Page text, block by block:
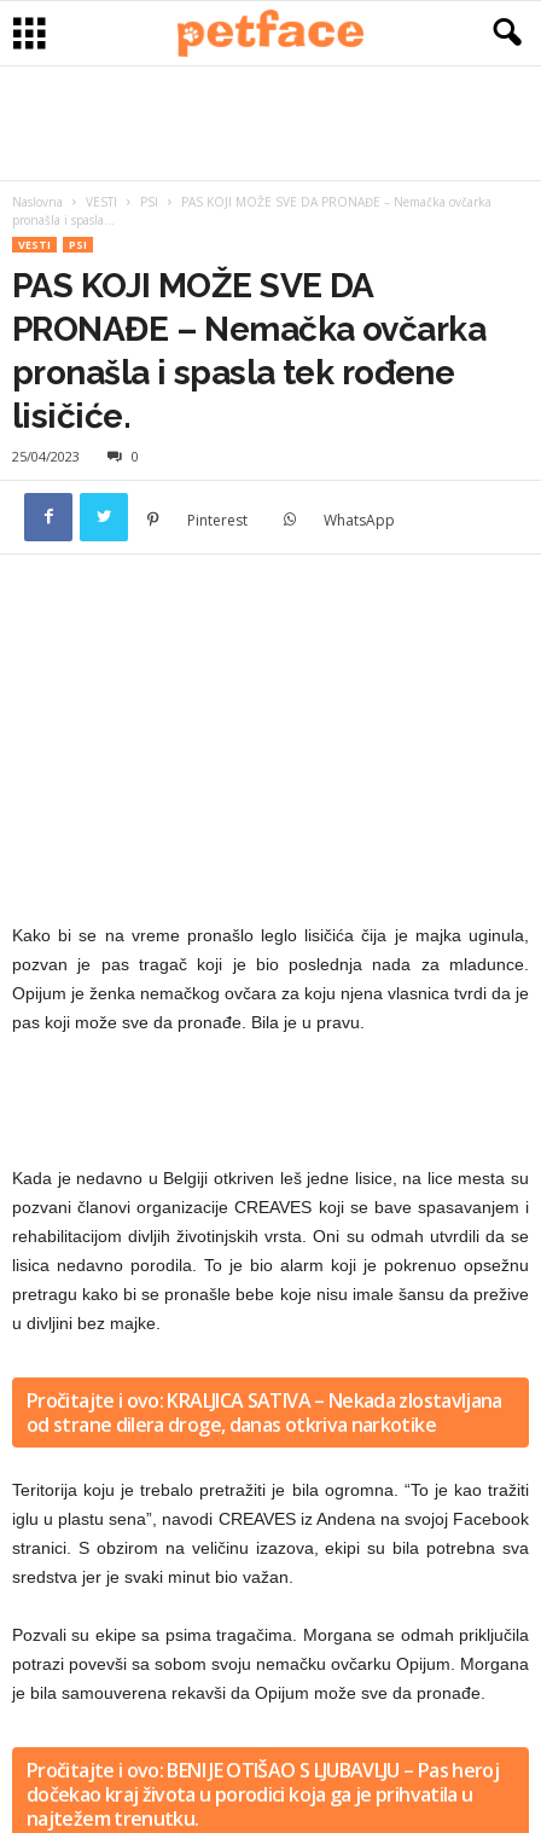
Naslovna VESTI PSI
PAS KOJI MOŽE SVE DA PRONAĐE – Nemačka ovčarka
pronašla i spasla...
VESTI PSI
PAS KOJI MOŽE SVE DA
PRONAĐE – Nemačka ovčarka
pronašla i spasla tek rođene
lisičiće.
25/04/2023 0
Pinterest WhatsApp
Kako bi se na vreme pronašlo leglo lisičića čija je majka uginula,
pozvan je pas tragač koji je bio poslednja nada za mladunce.
Opijum je ženka nemačkog ovčara za koju njena vlasnica tvrdi da je
pas koji može sve da pronađe. Bila je u pravu.
Kada je nedavno u Belgiji otkriven leš jedne lisice, na lice mesta su
pozvani članovi organizacije CREAVES koji se bave spasavanjem i
rehabilitacijom divljih životinjskih vrsta. Oni su odmah utvrdili da se
lisica nedavno porodila. To je bio alarm koji je pokrenuo opsežnu
pretragu kako bi se pronašle bebe koje nisu imale šansu da prežive
u divljini bez majke.
Pročitajte i ovo: KRALJICA SATIVA – Nekada zlostavljana
od strane dilera droge, danas otkriva narkotike
Teritorija koju je trebalo pretražiti je bila ogromna. “To je kao tražiti
iglu u plastu sena”, navodi CREAVES iz Andena na svojoj Facebook
stranici. S obzirom na veličinu izazova, ekipi su bila potrebna sva
sredstva jer je svaki minut bio važan.
Pozvali su ekipe sa psima tragačima. Morgana se odmah priključila
potrazi povevši sa sobom svoju nemačku ovčarku Opijum. Morgana
je bila samouverena rekavši da Opijum može sve da pronađe.
Pročitajte i ovo: BENI JE OTIŠAO S LJUBAVLJU – Pas heroj
dočekao kraj života u porodici koja ga je prihvatila u
najtežem trenutku.